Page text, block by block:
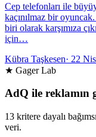
Cep telefonları ile
kaçınılmaz bir
biri olarak karşımıza
için…
Kübra Taşkesen· 22 Nis
★ Gager Lab
AdQ ile reklamın
13 kritere dayalı
veri.